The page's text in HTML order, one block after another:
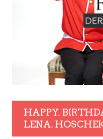
HAPPY.
LENA.